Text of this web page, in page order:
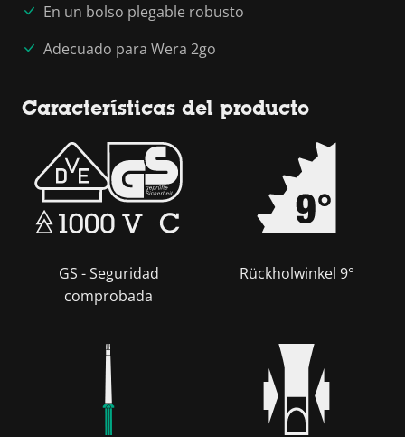
En un bolso plegable robusto
Adecuado para Wera 2go
Características del producto
GS - Seguridad
comprobada
Rückholwinkel 9°